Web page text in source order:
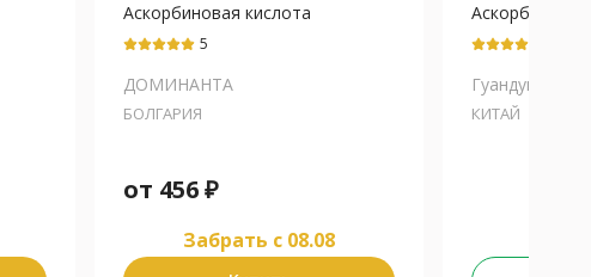
Аскорбиновая кислота
5
ДОМИНАНТА
БОЛГАРИЯ
от 456₽
Забрать c 08.08
Гуандун
КИТАЙ